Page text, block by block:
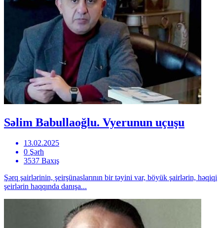
Səlim Babullaoğlu. Vyerunun uçuşu
13.02.2025
0 Şərh
3537 Baxış
Şərq şairlərinin, şeirşünaslarının bir təyini var, böyük şairlərin, həqiqi
şeirlərin haqqında danışa...